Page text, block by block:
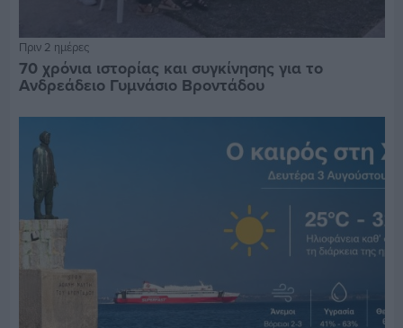
Πριν 2 ημέρες
70 χρόνια ιστορίας και συγκίνησης για το
Ανδρεάδειο Γυμνάσιο Βροντάδου